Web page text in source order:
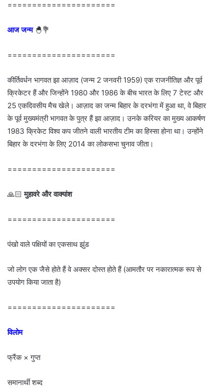
======================
आज जन्म 🐣💐
======================
कीर्तिवर्धन भागवत झा आज़ाद (जन्म 2 जनवरी 1959) एक राजनीतिज्ञ और पूर्व
क्रिकेटर हैं और जिन्होंने 1980 और 1986 के बीच भारत के लिए 7 टेस्ट और
25 एकदिवसीय मैच खेले। आज़ाद का जन्म बिहार के दरभंगा में हुआ था, वे बिहार
के पूर्व मुख्यमंत्री भागवत के पुत्र हैं झा आज़ाद। उनके करियर का मुख्य आकर्षण
1983 क्रिकेट विश्व कप जीतने वाली भारतीय टीम का हिस्सा होना था। उन्होंने
बिहार के दरभंगा के लिए 2014 का लोकसभा चुनाव जीता।
======================
🙏🏻मुहावरे और वाक्यांश
======================
पंखो वाले पक्षियों का एकसाथ झुंड
जो लोग एक जैसे होते हैं वे अक्सर दोस्त होते हैं (आमतौर पर नकारात्मक रूप से
उपयोग किया जाता है)
======================
विलोम
फ्रैंक × गुप्त
समानार्थी शब्द